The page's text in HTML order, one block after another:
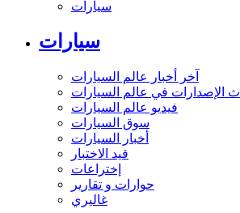
سيارات
سيارات
آخر أخبار عالم السيارات
الإصدارات في عالم السيارات
فيديو عالم السيارات
سوق السيارات
أخبار السيارات
قيد الاختبار
إختراعات
حوارات و تقارير
غاليري